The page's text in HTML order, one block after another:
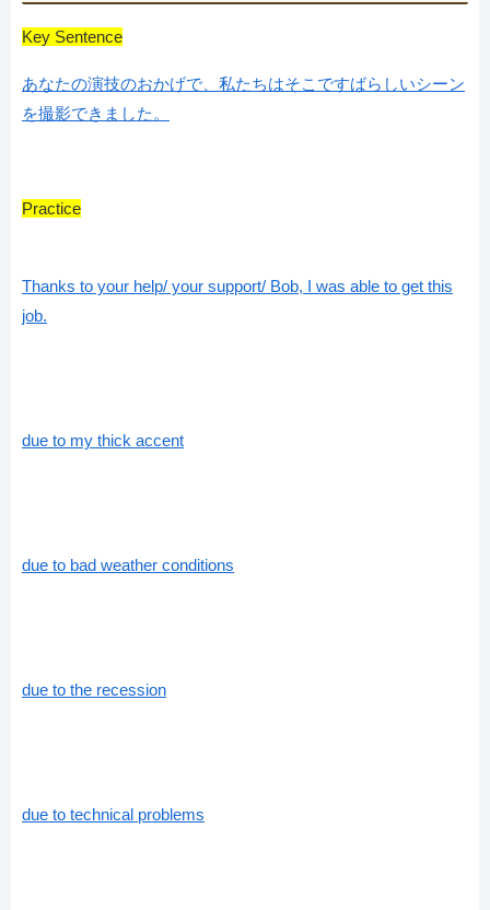
Key Sentence
あなたの演技のおかげで、私たちはそこですばらしいシーン
を撮影できました。
Practice
Thanks to your help/ your support/ Bob, I was able to get this
job.
due to my thick accent
due to bad weather conditions
due to the recession
due to technical problems